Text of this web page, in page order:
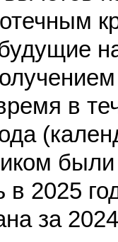
в
в 2025
за